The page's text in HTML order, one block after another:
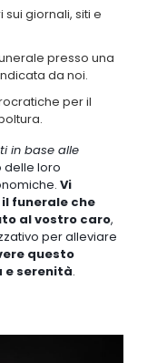
giornali, siti e
presso una
da noi.
per il
in base alle
delle loro
Vi
funerale che
al vostro caro,
per alleviare
questo
e serenità.